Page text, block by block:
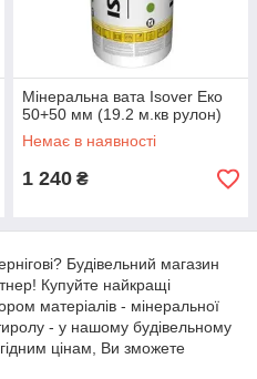
Мінеральна вата Isover Еко
50+50 мм (19.2 м.кв рулон)
Немає в наявності
1 240 ₴
Будівельний магазин
Купуйте найкращі
матеріалів - мінеральної
- у нашому будівельному
цінам, Ви зможете